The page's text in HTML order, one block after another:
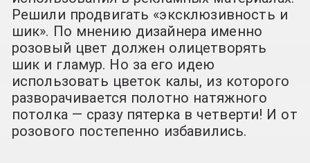
Решили продвигать «эксклюзивность и
шик». По мнению дизайнера именно
розовый цвет должен олицетворять
шик и гламур. Но за его идею
использовать цветок калы, из которого
разворачивается полотно натяжного
потолка — сразу пятерка в четверти! И от
розового постепенно избавились.